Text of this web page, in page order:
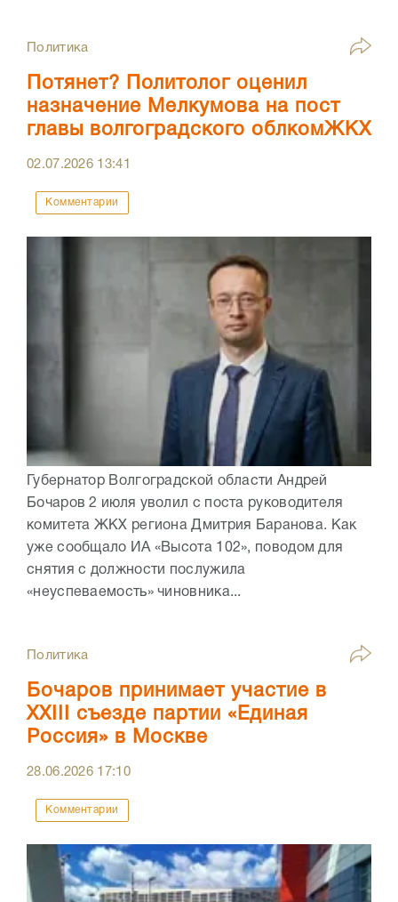
Политика
Потянет? Политолог оценил
назначение Мелкумова на пост
главы волгоградского облкомЖКХ
02.07.2026 13:41
Комментарии
Губернатор Волгоградской области Андрей
Бочаров 2 июля уволил с поста руководителя
комитета ЖКХ региона Дмитрия Баранова. Как
уже сообщало ИА «Высота 102», поводом для
снятия с должности послужила
«неуспеваемость» чиновника...
Политика
Бочаров принимает участие в
XXIII съезде партии «Единая
Россия» в Москве
28.06.2026 17:10
Комментарии